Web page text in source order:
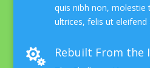
quis nibh non, molestie
ultrices, felis ut eleifend
 Rebuilt From the